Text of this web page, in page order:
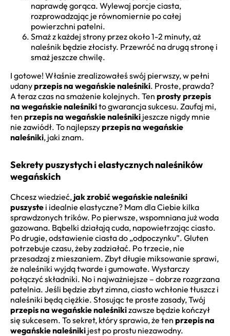
naprawdę gorąca. Wylewaj porcje ciasta,
rozprowadzając je równomiernie po całej
powierzchni patelni.
Smaż z każdej strony przez około 1-2 minuty, aż
naleśnik będzie złocisty. Przewróć na drugą stronę i
smaż jeszcze chwilę.
I gotowe! Właśnie zrealizowałeś swój pierwszy, w pełni
udanyprzepis na wegańskie naleśniki. Proste, prawda?
A teraz czas na smażenie kolejnych. Ten prosty przepis
na wegańskie naleśnikito gwarancja sukcesu. Zaufaj mi,
ten przepis na wegańskie naleśniki jeszcze nigdy mnie
nie zawiódł. To najlepszyprzepis na wegańskie
naleśniki, jaki znam.
Sekrety puszystych i elastycznych naleśników
wegańskich
Chcesz wiedzieć, jak zrobić wegańskie naleśniki
puszyste i idealnie elastyczne? Mam dla Ciebie kilka
sprawdzonych trików. Po pierwsze, wspomniana już woda
gazowana. Bąbelki działają cuda, napowietrzając ciasto.
Po drugie, odstawienie ciasta do „odpoczynku”. Gluten
potrzebuje czasu, żeby zadziałać. Po trzecie, nie
przesadzaj z mieszaniem. Zbyt długie miksowanie sprawi,
że naleśniki wyjdą twarde i gumowate. Wystarczy
połączyć składniki. No i najważniejsze – dobrze rozgrzana
patelnia. Jeśli będzie zbyt zimna, ciasto wchłonie tłuszcz i
naleśniki będą ciężkie. Stosując te proste zasady, Twój
przepis na wegańskie naleśnikizawsze będzie kończył
się sukcesem. To sekret, który sprawia, że ten przepis na
wegańskie naleśniki jest po prostu niezawodny.